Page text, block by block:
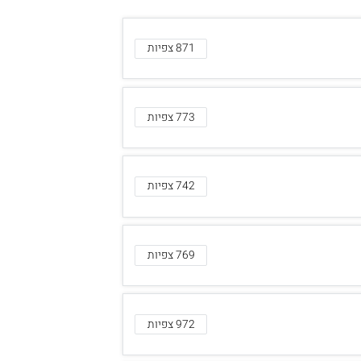
871 צפיות
773 צפיות
742 צפיות
769 צפיות
972 צפיות